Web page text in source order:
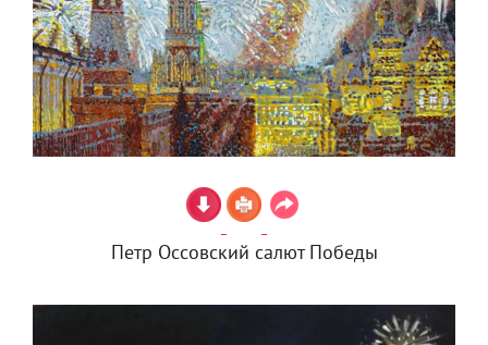
Петр Оссовский салют Победы